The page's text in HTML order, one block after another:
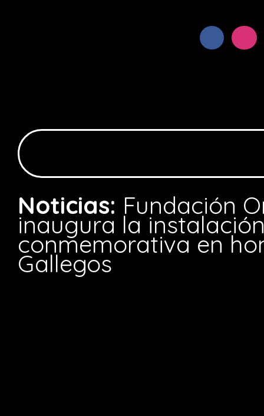
Noticias: Fundación
inaugura la
conmemorativa en
Gallegos